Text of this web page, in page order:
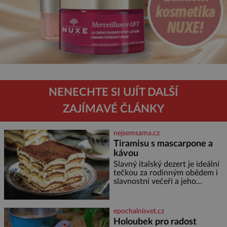
NENECHTE SI UJÍT DALŠÍ
ZAJÍMAVÉ ČLÁNKY
nejsemsama.cz
Tiramisu s mascarpone a
kávou
Slavný italský dezert je ideální
tečkou za rodinným obědem i
slavnostní večeří a jeho
osoby: 250 g mascarpone 3
vejce 80 g cukru 200 g
cukrářských piškotů 250 ml
epochalnisvet.cz
Holoubek pro radost